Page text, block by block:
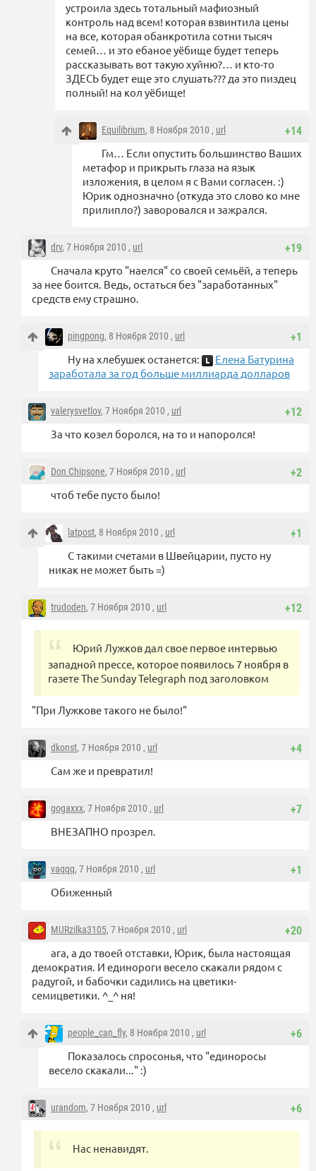
устроила здесь тотальный мафиозный
контроль над всем! которая взвинтила цены
на все, которая обанкротила сотни тысяч
семей… и это ебаное уёбище будет теперь
рассказывать вот такую хуйню?… и кто-то
ЗДЕСЬ будет еще это слушать??? да это пиздец
полный! на кол уёбище!
+14
Equilibrium, 8 Ноября 2010 , url
Гм… Если опустить большинство Ваших
метафор и прикрыть глаза на язык
изложения, в целом я с Вами согласен. :)
Юрик однозначно (откуда это слово ко мне
прилипло?) заворовался и зажрался.
+19
drv, 7 Ноября 2010 , url
Сначала круто "наелся" со своей семьёй, а теперь
за нее боится. Ведь, остаться без "заработанных"
средств ему страшно.
+1
pingpong, 8 Ноября 2010 , url
Ну на хлебушек останется:
Елена Батурина
заработала за год больше миллиарда долларов
+12
valerysvetlov, 7 Ноября 2010 , url
За что козел боролся, на то и напоролся!
+2
Don Chipsone, 7 Ноября 2010 , url
чтоб тебе пусто было!
+1
latpost, 8 Ноября 2010 , url
С такими счетами в Швейцарии, пусто ну
никак не может быть =)
+12
trudoden, 7 Ноября 2010 , url
Юрий Лужков дал свое первое интервью
западной прессе, которое появилось 7 ноября в
газете The Sunday Telegraph под заголовком
"При Лужкове такого не было!"
+4
dkonst, 7 Ноября 2010 , url
Сам же и превратил!
+7
gogaxxx, 7 Ноября 2010 , url
ВНЕЗАПНО прозрел.
+1
vaqqq, 7 Ноября 2010 , url
Обиженный
+20
MURzilka3105, 7 Ноября 2010 , url
ага, а до твоей отставки, Юрик, была настоящая
демократия. И единороги весело скакали рядом с
радугой, и бабочки садились на цветики-
семицветики. ^_^ ня!
+6
people_can_fly, 8 Ноября 2010 , url
Показалось спросонья, что "единоросы
весело скакали..." :)
+6
urandom, 7 Ноября 2010 , url
Нас ненавидят.